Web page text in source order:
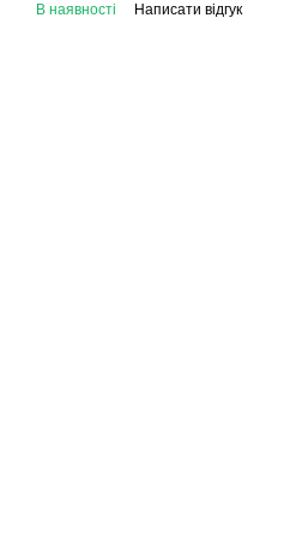
В наявності Написати відгук